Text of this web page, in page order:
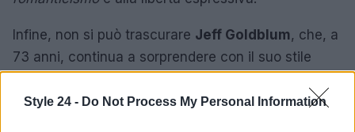
Style 24 - Do Not Process My Personal Information
Infine, non si può trascurare Jeff Goldblum, che, a
73 anni, continua a sorprendere con il suo stile
scelte di design innovative parlano di una